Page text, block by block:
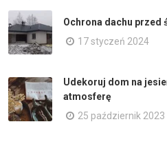
Ochrona dachu przed
17 styczeń 2024
Udekoruj dom na
atmosferę
25 październik 2023